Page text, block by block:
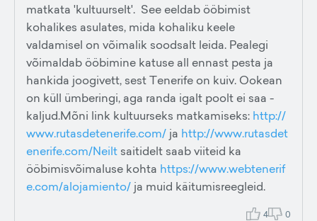
matkata 'kultuurselt'. See eeldab ööbimist
kohalikes asulates, mida kohaliku keele
valdamisel on võimalik soodsalt leida. Pealegi
võimaldab ööbimine katuse all ennast pesta ja
hankida joogivett, sest Tenerife on kuiv. Ookean
on küll ümberingi, aga randa igalt poolt ei saa -
kaljud.Mõni link kultuurseks matkamiseks: http://
www.rutasdetenerife.com/ ja http://www.rutasdet
enerife.com/Neilt saitidelt saab viiteid ka
ööbimisvõimaluse kohta https://www.webtenerif
e.com/alojamiento/ ja muid käitumisreegleid.
4 0